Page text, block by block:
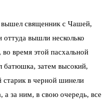
священник с Чашей,
оттуда вышли несколько
во время этой пасхальной
батюшка, затем высокий,
старик в черной шинели
а за ним, в свою очередь, все